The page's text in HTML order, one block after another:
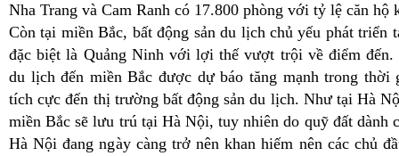
Nha Trang và Cam Ranh có 17.800 phòng với tỷ lệ căn hộ
Còn tại miền Bắc, bất động sản du lịch chủ yếu phát triển
đặc biệt là Quảng Ninh với lợi thế vượt trội về điểm đến.
du lịch đến miền Bắc được dự báo tăng mạnh trong thời
tích cực đến thị trường bất động sản du lịch. Như tại Hà
miền Bắc sẽ lưu trú tại Hà Nội, tuy nhiên do quỹ đất dành
Hà Nội đang ngày càng trở nên khan hiếm nên các chủ